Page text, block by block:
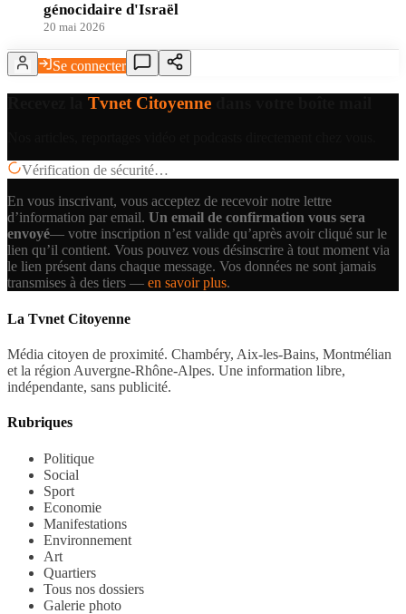
génocidaire d'Israël
20 mai 2026
Se connecter
Tvnet Citoyenne
Vérification de sécurité…
En vous inscrivant, vous acceptez de recevoir notre lettre
d’information par email. Un email de confirmation vous sera
envoyé— votre inscription n’est valide qu’après avoir cliqué sur le
lien qu’il contient. Vous pouvez vous désinscrire à tout moment via
le lien présent dans chaque message. Vos données ne sont jamais
transmises à des tiers — en savoir plus.
La Tvnet Citoyenne
Média citoyen de proximité. Chambéry, Aix-les-Bains, Montmélian
et la région Auvergne-Rhône-Alpes. Une information libre,
indépendante, sans publicité.
Rubriques
Politique
Social
Sport
Economie
Manifestations
Environnement
Art
Quartiers
Tous nos dossiers
Galerie photo